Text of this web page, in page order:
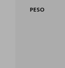
PESO